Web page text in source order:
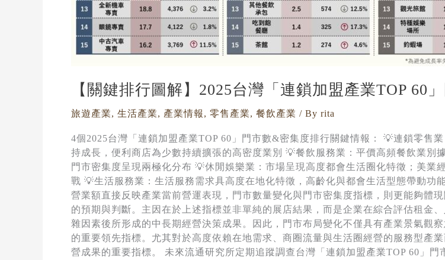
【關鍵排行圖解】2025台灣「連鎖加盟產業TOP 60
旅遊產業, 生活產業, 產業情報 , 零售產業, 餐飲產業 / By rita
4個2025台灣「連鎖加盟產業TOP 60」門市數&密集度排行關鍵情報： 💡連鎖零售
持成長，便利商店為少數持續擴張的高密度業別 💡餐飲服務業：平價高頻餐飲業別
門市密集度呈現兩極化分布 💡休閒娛樂業：市場呈現高度都會生活圈化特徵；美
戰 💡生活服務業：生活服務需求具高度在地化特徵，高齡化與都會生活型態帶動功
營業額直接反映產業當前營運表現，門市數量變化與門市密集度指標，則更能夠體
的預期與判斷。主因在於上述指標並非單純的展店結果，而是企業在綜合評估租金
雜因素後所形成的中長期經營決策成果。因此，門市布局變化不僅具有產業景氣觀
的重要領先指標。尤其對於高度依賴在地需求、商圈流量與生活圈經營的服務型產
營成果的重要指標。 未來流通研究所定期追蹤調查台灣「連鎖加盟產業TOP 60」
&
度